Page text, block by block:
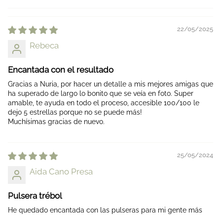
22/05/2025
Rebeca
Encantada con el resultado
Gracias a Nuria, por hacer un detalle a mis mejores amigas que
ha superado de largo lo bonito que se veía en foto. Super
amable, te ayuda en todo el proceso, accesible 100/100 le
dejo 5 estrellas porque no se puede más!
Muchísimas gracias de nuevo.
25/05/2024
Aida Cano Presa
Pulsera trébol
He quedado encantada con las pulseras para mi gente más